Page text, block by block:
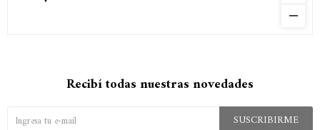
Recibí todas nuestras novedades
SUSCRIBIRME